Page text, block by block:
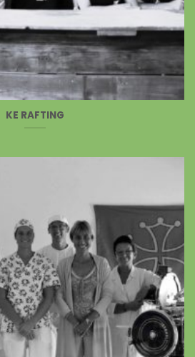
KE RAFTING